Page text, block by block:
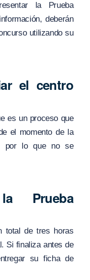
la Prueba
deberán
utilizando su
el centro
es un proceso que
el momento de la
por lo que no se
Prueba
total de tres horas
Si finaliza antes de
su ficha de